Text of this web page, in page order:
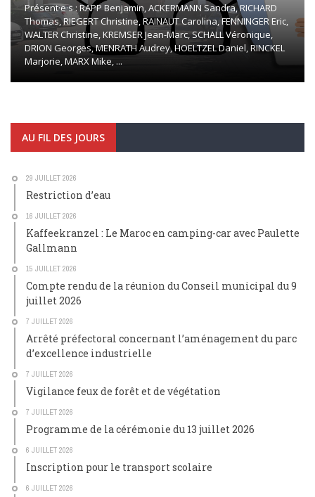
Présent·e·s : RAPP Benjamin, ACKERMANN Sandra, RICHARD
Thomas, RIEGERT Christine, RAINAUT Carolina, FENNINGER Eric,
WALTER Christine, KREMSER Jean-Marc, SCHALL Véronique,
DRION Georges, MENRATH Audrey, HOELTZEL Daniel, RINCKEL
Marjorie, MARX Mike, ...
AU FIL DES JOURS
29 JUILLET 2026
Restriction d’eau
16 JUILLET 2026
Kaffeekranzel : Le Maroc en camping-car avec Paulette
Gallmann
15 JUILLET 2026
Compte rendu de la réunion du Conseil municipal du 9
juillet 2026
7 JUILLET 2026
Arrêté préfectoral concernant l’aménagement du parc
d’excellence industrielle
7 JUILLET 2026
Vigilance feux de forêt et de végétation
7 JUILLET 2026
Programme de la cérémonie du 13 juillet 2026
6 JUILLET 2026
Inscription pour le transport scolaire
6 JUILLET 2026